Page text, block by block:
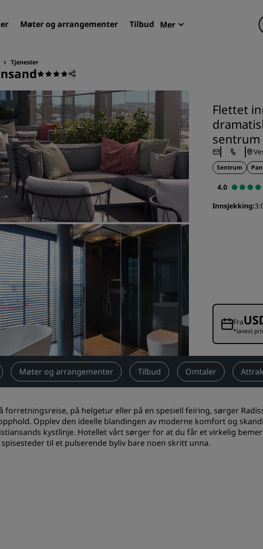
Møter og arrangementer Tilbud Mer
Reisemål
Feriesteder
Betjente leiligheter
Flyplasshoteller
Nye og kommende hoteller
Møter og arrangementer
Opplev Radisson Meetings
Bestill et møterom
Be om et tilbud
Arrangementsreisemål
Bransjeløsninger
Søk etter flyvninger
Søk etter flyvninger
Matservering
Søk etter en restaurant
Digitale tjenester
Radisson Hotels-app
Tjenester
Flettet
sentrum
Sentrum
4.0
Innsjekking
Fra
*lavest
Møter og arrangementer Tilbud Omtaler
forretningsreise, på helgetur eller på en spesiell feiring, sørger
Opplev den ideelle blandingen av moderne komfort og
kystlinje. Hotellet vårt sørger for at du får et virkelig
til et pulserende byliv bare noen skritt unna.